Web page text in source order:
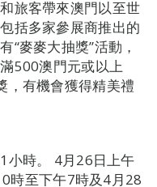
旅客帶來澳門以至世
括多家參展商推出的
“麥麥大抽獎”活動，
500澳門元或以上
，有機會獲得精美禮
小時。 4月26日上午
時至下午7時及4月28